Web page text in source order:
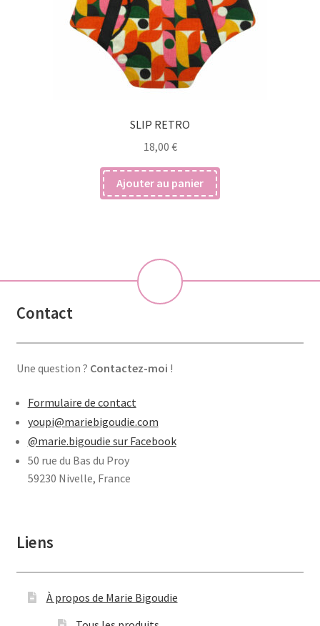
SLIP RETRO
18,00 €
Ajouter au panier
Contact
Une question ? Contactez-moi !
Formulaire de contact
youpi@mariebigoudie.com
@marie.bigoudie sur Facebook
50 rue du Bas du Proy
59230 Nivelle, France
Liens
À propos de Marie Bigoudie